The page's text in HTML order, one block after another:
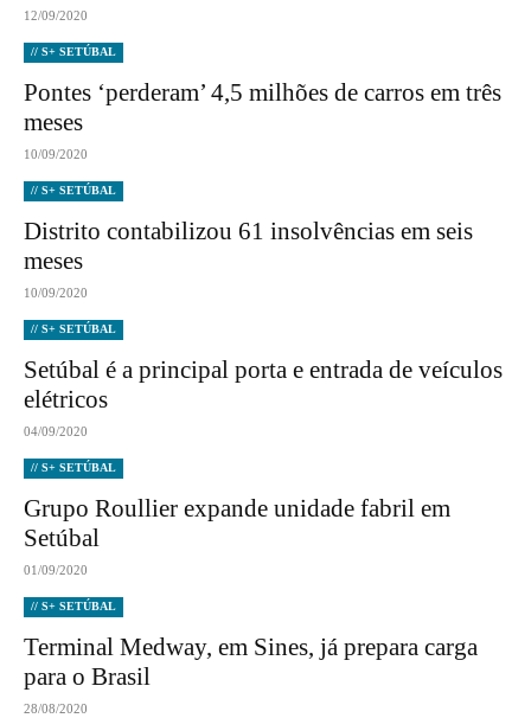
12/09/2020
// S+ SETÚBAL
Pontes ‘perderam’ 4,5 milhões de carros em três
meses
10/09/2020
// S+ SETÚBAL
Distrito contabilizou 61 insolvências em seis
meses
10/09/2020
// S+ SETÚBAL
Setúbal é a principal porta e entrada de veículos
elétricos
04/09/2020
// S+ SETÚBAL
Grupo Roullier expande unidade fabril em
Setúbal
01/09/2020
// S+ SETÚBAL
Terminal Medway, em Sines, já prepara carga
para o Brasil
28/08/2020